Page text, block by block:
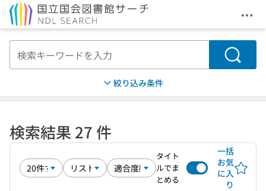
メ
検索
絞り込み条件
検索結果 27 件
タイト
ルでま
とめる
一括
お気
に入
り